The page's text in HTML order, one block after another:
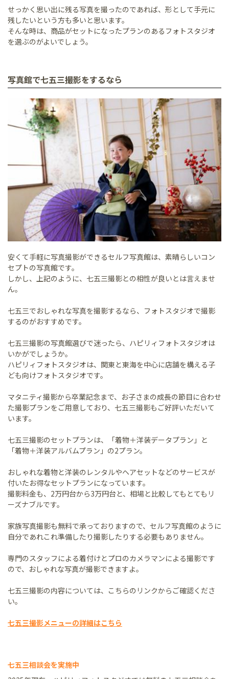
せっかく思い出に残る写真を撮ったのであれば、形として手元に
残したいという方も多いと思います。
そんな時は、商品がセットになったプランのあるフォトスタジオ
を選ぶのがよいでしょう。
写真館で七五三撮影をするなら
安くて手軽に写真撮影ができるセルフ写真館は、素晴らしいコン
セプトの写真館です。
しかし、上記のように、七五三撮影との相性が良いとは言えませ
ん。
七五三でおしゃれな写真を撮影するなら、フォトスタジオで撮影
するのがおすすめです。
七五三撮影の写真館選びで迷ったら、ハピリィフォトスタジオは
いかがでしょうか。
ハピリィフォトスタジオは、関東と東海を中心に店舗を構える子
ども向けフォトスタジオです。
マタニティ撮影から卒業記念まで、お子さまの成長の節目に合わせ
た撮影プランをご用意しており、七五三撮影もご好評いただいて
います。
七五三撮影のセットプランは、「着物＋洋装データプラン」と
「着物＋洋装アルバムプラン」の2プラン。
おしゃれな着物と洋装のレンタルやヘアセットなどのサービスが
付いたお得なセットプランになっています。
撮影料金も、2万円台から3万円台と、相場と比較してもとてもリ
ーズナブルです。
家族写真撮影も無料で承っておりますので、セルフ写真館のように
自分であれこれ準備したり撮影したりする必要もありません。
専門のスタッフによる着付けとプロのカメラマンによる撮影です
ので、おしゃれな写真が撮影できますよ。
七五三撮影の内容については、こちらのリンクからご確認くださ
い。
七五三撮影メニューの詳細はこちら
七五三相談会を実施中